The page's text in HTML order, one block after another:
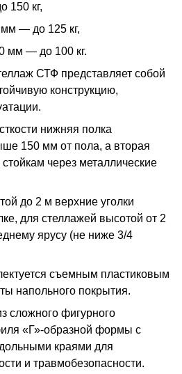
150 кг,
— до 125 кг,
мм — до 100 кг.
СТФ представляет собой
конструкцию,
нижняя полка
150 мм от пола, а вторая
стойкам через металлические
до 2 м верхние уголки
для стеллажей высотой от 2
ярусу (не ниже 3/4
съемным пластиковым
напольного покрытия.
сложного фигурного
«Г»-образной формы с
краями для
и травмобезопасности.